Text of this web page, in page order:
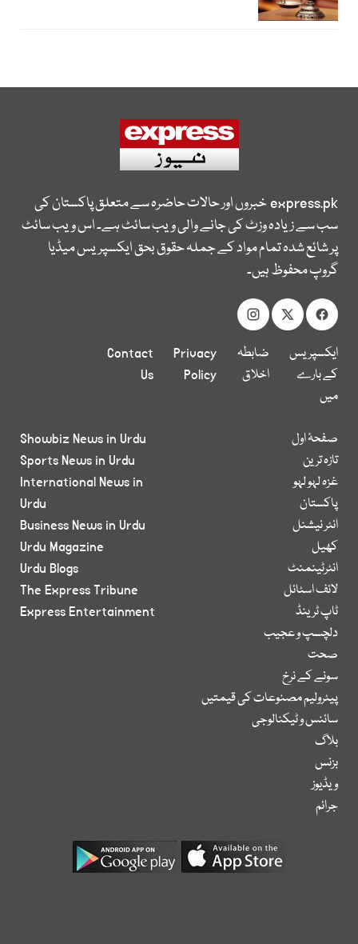
express.pkخبروں اور حالات حاضرہ سے متعلق پاکستان کی
سب سے زیادہ وزٹ کی جانے والی ویب سائٹ ہے۔ اس ویب سائٹ
پر شائع شدہ تمام مواد کے جملہ حقوق بحق ایکسپریس میڈیا
گروپ محفوظ ہیں۔
ایکسپریس
کے بارے
میں
ضابطہ
اخلاق
Privacy
Policy
Contact
Us
صفحۂ اول
تازہ ترین
غزہ لہو لہو
پاکستان
انٹر نیشنل
کھیل
انٹرٹینمنٹ
لائف اسٹائل
ٹاپ ٹرینڈ
دلچسپ و عجیب
صحت
سونے کے نرخ
پیٹرولیم مصنوعات کی قیمتیں
سائنس و ٹیکنالوجی
بلاگ
بزنس
ویڈیوز
جرائم
Showbiz News in Urdu
Sports News in Urdu
International News in
Urdu
Business News in Urdu
Urdu Magazine
Urdu Blogs
The Express Tribune
Express Entertainment